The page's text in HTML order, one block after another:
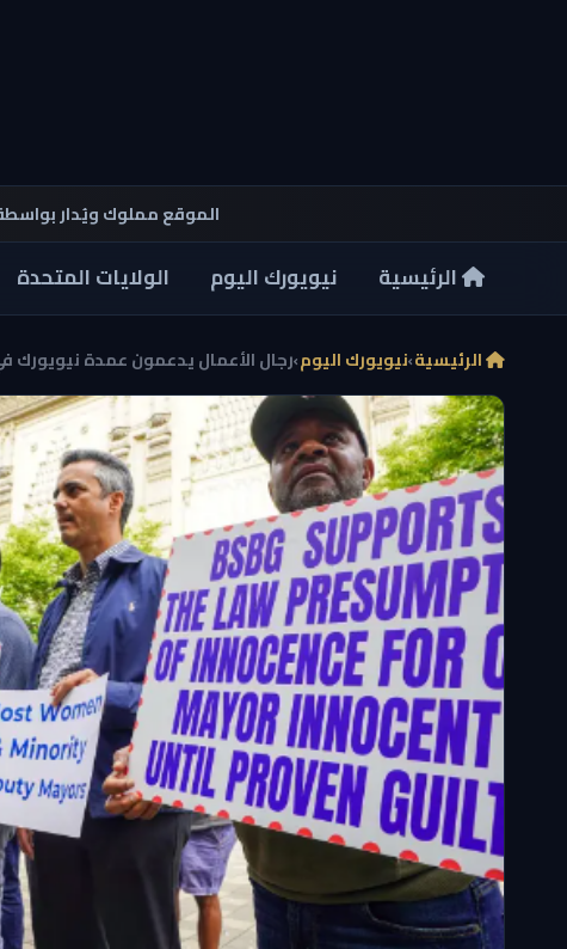
الموقع مملوك ويُدار
الرئيسية نيويورك اليوم الولايات المتحدة
الرئيسية›نيويورك اليوم›رجال الأعمال يدعمون عمدة نيويورك